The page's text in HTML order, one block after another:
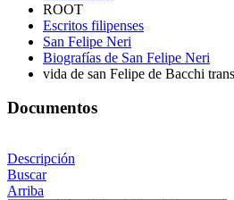
ROOT
Escritos filipenses
San Felipe Neri
Biografías de San Felipe Neri
vida de san Felipe de Bacchi
Documentos
Descripción
Buscar
Arriba